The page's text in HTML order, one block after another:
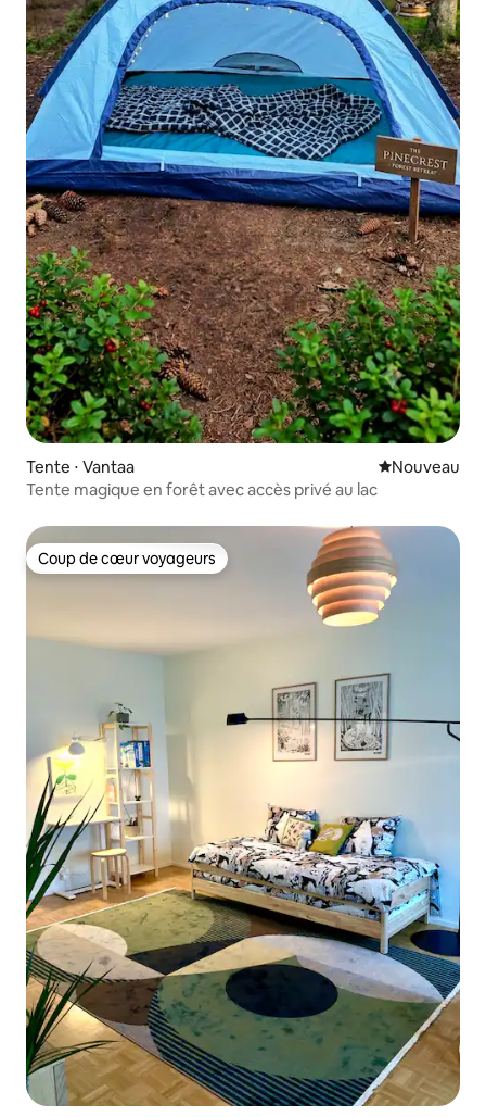
Tente ⋅ Vantaa Nouvel
Nouveau
Tente magique en forêt avec accès privé au lac
Coup de cœur voyageurs
Coup de cœur voyageurs